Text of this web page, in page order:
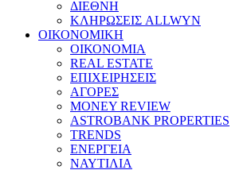
ΔΙΕΘΝΗ
ΚΛΗΡΩΣΕΙΣ ALLWYN
ΟΙΚΟΝΟΜΙΚΗ
ΟΙΚΟΝΟΜΙΑ
REAL ESTATE
ΕΠΙΧΕΙΡΗΣΕΙΣ
ΑΓΟΡΕΣ
MONEY REVIEW
ASTROBANK PROPERTIES
TRENDS
ΕΝΕΡΓΕΙΑ
ΝΑΥΤΙΛΙΑ